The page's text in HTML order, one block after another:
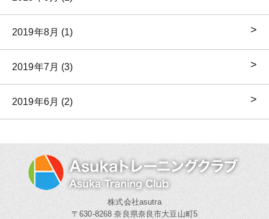
2019年8月 (1)
2019年7月 (3)
2019年6月 (2)
株式会社asutra
〒630-8268 奈良県奈良市大豆山町5